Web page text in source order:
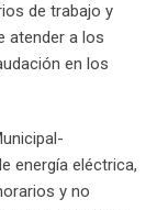
de trabajo y
atender a los
en los
energía eléctrica,
y no